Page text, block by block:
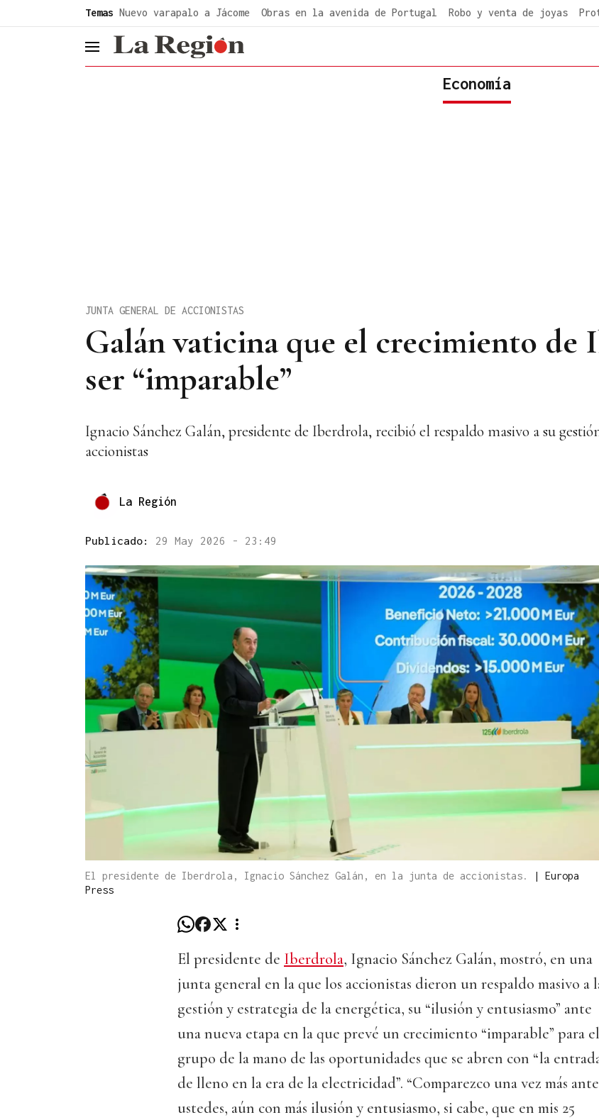
Temas Nuevo varapalo a Jácome Obras en la avenida de Portugal Robo y venta de joyas
header.menu.open
Economía
Galán vaticina que el crecimiento de
ser “imparable”
JUNTA GENERAL DE ACCIONISTAS
Ignacio Sánchez Galán, presidente de Iberdrola, recibió el respaldo masivo a su
accionistas
La Región
Publicado: 29 May 2026 - 23:49
El presidente de Iberdrola, Ignacio Sánchez Galán, en la junta de accionistas. | Europa
Press
El presidente de Iberdrola, Ignacio Sánchez Galán, mostró, en una
junta general en la que los accionistas dieron un respaldo masivo a
gestión y estrategia de la energética, su “ilusión y entusiasmo” ante
una nueva etapa en la que prevé un crecimiento “imparable” para el
grupo de la mano de las oportunidades que se abren con “la
de lleno en la era de la electricidad”. “Comparezco una vez más ante
ustedes, aún con más ilusión y entusiasmo, si cabe, que en mis 25